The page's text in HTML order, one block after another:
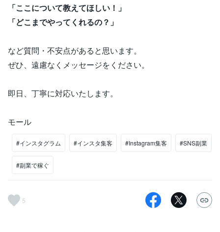
「ここについて教えてほしい！」
「どこまでやってくれるの？」
など質問・不安点があると思います。
ぜひ、遠慮なくメッセージをください。
即日、丁寧に対応いたします。
モール
#インスタグラム #インスタ集客 #Instagram集客 #SNS副業
#副業で稼ぐ
5